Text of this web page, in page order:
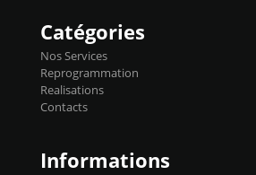
précise et performante. Vous pourrez
basculer de la carto sans plomb à Ethanol à
l'aide du flashpro OPTION ECONOMIQUES
Reprog SP 98 sur le calculateur d'origine
450€ TTC Un gain d'environ 10cv et 15nm
Catégories
Nos Services
Reprogrammation
Realisations
Contacts
Informations